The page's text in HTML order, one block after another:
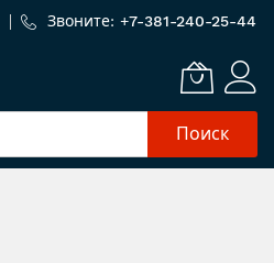
Звоните: +7-381-240-25-44
Поиск